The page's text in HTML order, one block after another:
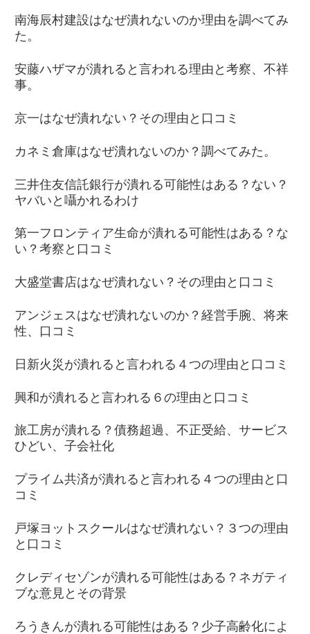
南海辰村建設はなぜ潰れないのか理由を調べてみ
た。
安藤ハザマが潰れると言われる理由と考察、不祥
事。
京一はなぜ潰れない？その理由と口コミ
カネミ倉庫はなぜ潰れないのか？調べてみた。
三井住友信託銀行が潰れる可能性はある？ない？
ヤバいと囁かれるわけ
第一フロンティア生命が潰れる可能性はある？な
い？考察と口コミ
大盛堂書店はなぜ潰れない？その理由と口コミ
アンジェスはなぜ潰れないのか？経営手腕、将来
性、口コミ
日新火災が潰れると言われる４つの理由と口コミ
興和が潰れると言われる６の理由と口コミ
旅工房が潰れる？債務超過、不正受給、サービス
ひどい、子会社化
プライム共済が潰れると言われる４つの理由と口
コミ
戸塚ヨットスクールはなぜ潰れない？３つの理由
と口コミ
クレディセゾンが潰れる可能性はある？ネガティ
ブな意見とその背景
ろうきんが潰れる可能性はある？少子高齢化によ